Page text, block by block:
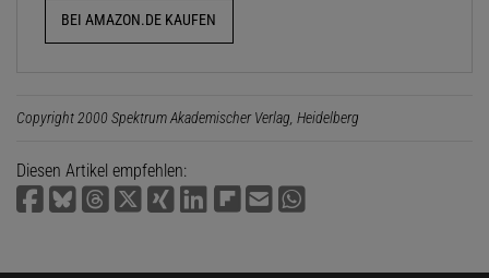
BEI AMAZON.DE KAUFEN
Copyright 2000 Spektrum Akademischer Verlag, Heidelberg
Diesen Artikel empfehlen: